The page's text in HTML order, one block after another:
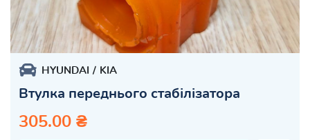
HYUNDAI KIA
Втулка переднього стабілізатора
305.00 ₴